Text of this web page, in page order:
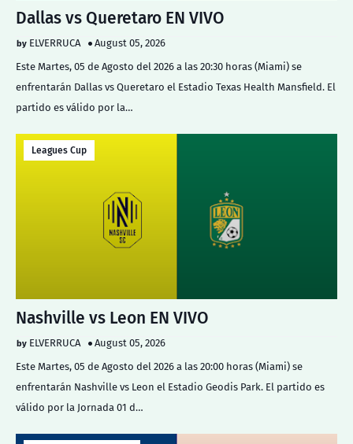
Dallas vs Queretaro EN VIVO
ELVERRUCA
August 05, 2026
Este Martes, 05 de Agosto del 2026 a las 20:30 horas (Miami) se
enfrentarán Dallas vs Queretaro el Estadio Texas Health Mansfield. El
partido es válido por la…
Leagues Cup
Nashville vs Leon EN VIVO
ELVERRUCA
August 05, 2026
Este Martes, 05 de Agosto del 2026 a las 20:00 horas (Miami) se
enfrentarán Nashville vs Leon el Estadio Geodis Park. El partido es
válido por la Jornada 01 d…